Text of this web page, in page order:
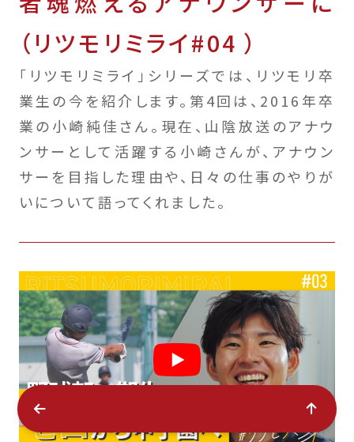
（リツモリミライ#04 ）
「リツモリミライ」シリーズでは、リツモリ卒
業生の今を紹介します。第4回は、2016年卒
業の小崎純佳さん。現在、山陰放送のアナウ
ンサーとして活躍する小崎さんが、アナウン
サーを目指した理由や、日々の仕事のやりが
いについて語ってくれました。